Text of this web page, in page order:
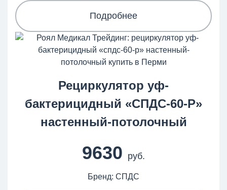
Подробнее
Рециркулятор уф-
бактерицидный «СПДС‑60‑Р»
настенный-потолочный
9630 руб.
Бренд: СПДС